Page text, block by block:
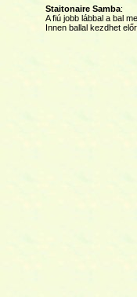
Staitonaire Samba:
A fiú jobb lábbal a bal
Innen ballal kezdhet